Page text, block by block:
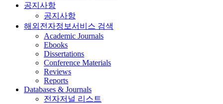
공지사항
공지사항
해외전자정보서비스 검색
Academic Journals
Ebooks
Dissertations
Conference Materials
Reviews
Reports
Databases & Journals
전자저널 리스트